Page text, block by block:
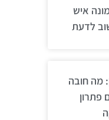
איש
לדעת
מה חובה
פתרון